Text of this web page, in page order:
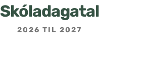
Skóladagatal
2026 TIL 2027